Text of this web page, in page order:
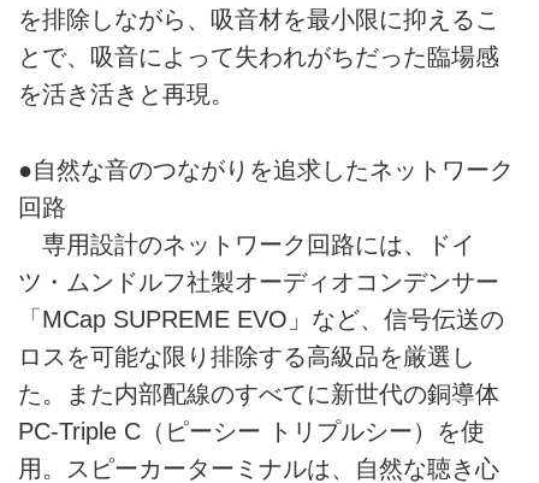
を排除しながら、吸音材を最小限に抑えるこ
とで、吸音によって失われがちだった臨場感
を活き活きと再現。
●自然な音のつながりを追求したネットワーク
回路
専用設計のネットワーク回路には、ドイ
ツ・ムンドルフ社製オーディオコンデンサー
「MCap SUPREME EVO」など、信号伝送の
ロスを可能な限り排除する高級品を厳選し
た。また内部配線のすべてに新世代の銅導体
PC-Triple C（ピーシー トリプルシー）を使
用。スピーカーターミナルは、自然な聴き心